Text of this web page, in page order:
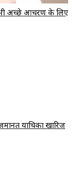
भी अच्छे आचरण के लिए
याचिका खारिज